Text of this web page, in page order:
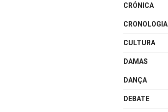
CRÓNICA
CRONOLOGIA
CULTURA
DAMAS
DANÇA
DEBATE